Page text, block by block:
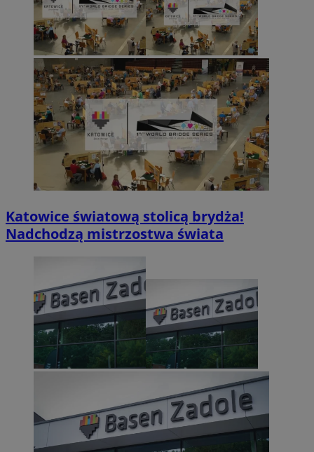
Katowice światową stolicą brydża!
Nadchodzą mistrzostwa świata